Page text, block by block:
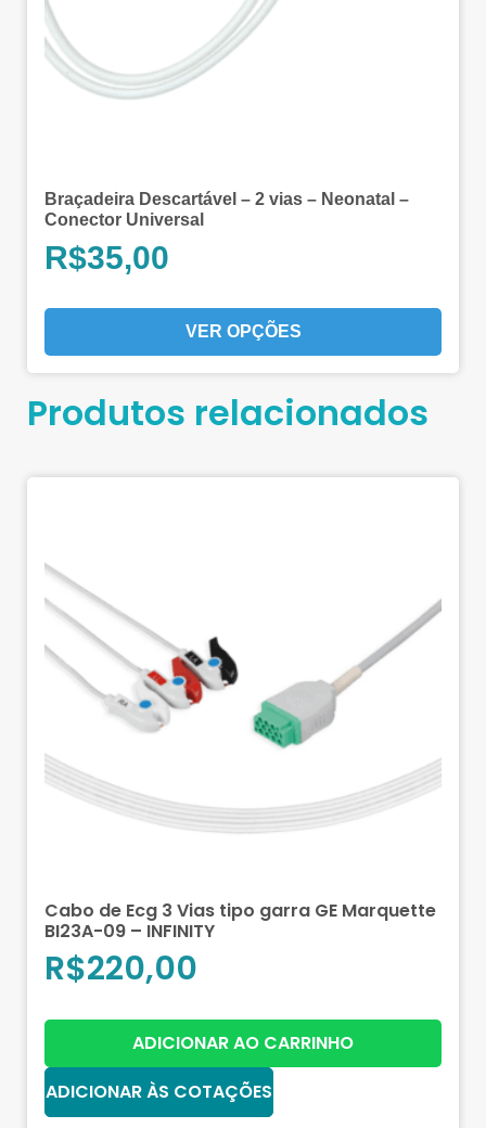
Braçadeira Descartável – 2 vias – Neonatal –
Conector Universal
R$35,00
VER OPÇÕES
Produtos relacionados
Cabo de Ecg 3 Vias tipo garra GE Marquette
BI23A-09 – INFINITY
R$220,00
ADICIONAR AO CARRINHO
ADICIONAR ÀS COTAÇÕES